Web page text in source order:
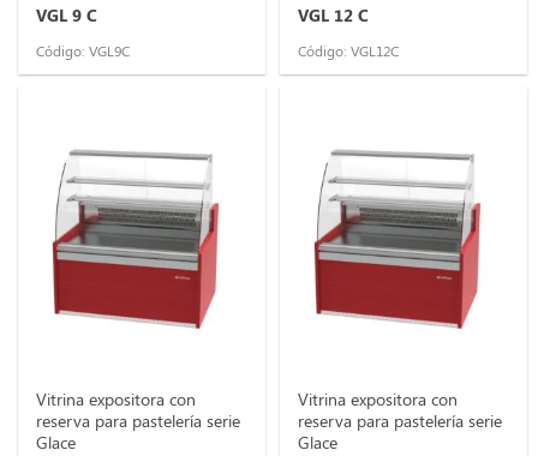
VGL 9 C
Código: VGL9C
VGL 12 C
Código: VGL12C
Vitrina expositora con
reserva para pastelería serie
Glace
Vitrina expositora con
reserva para pastelería serie
Glace